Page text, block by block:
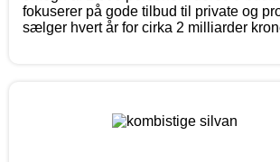
fokuserer på gode tilbud til private og
sælger hvert år for cirka 2 milliarder